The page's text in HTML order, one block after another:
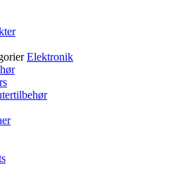
Elektronik